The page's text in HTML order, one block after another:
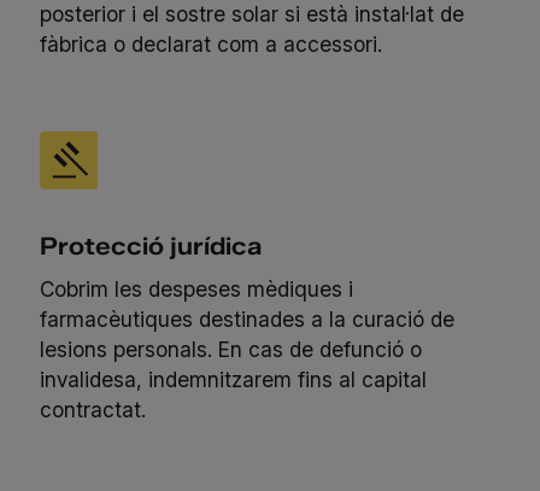
posterior i el sostre solar si està instal·lat de
fàbrica o declarat com a accessori.
Protecció jurídica
Cobrim les despeses mèdiques i
farmacèutiques destinades a la curació de
lesions personals. En cas de defunció o
invalidesa, indemnitzarem fins al capital
contractat.